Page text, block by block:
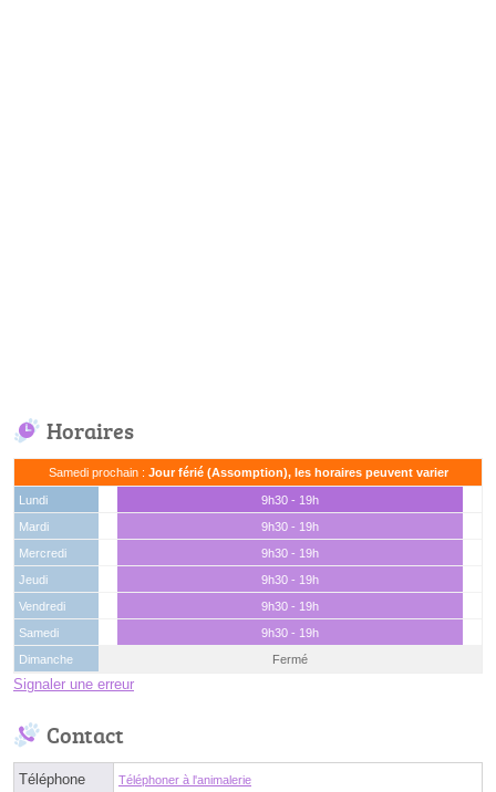
Horaires
Samedi prochain : Jour férié (Assomption), les horaires peuvent varier
Lundi
9h30 - 19h
Mardi
9h30 - 19h
Mercredi
9h30 - 19h
Jeudi
9h30 - 19h
Vendredi
9h30 - 19h
Samedi
9h30 - 19h
Dimanche
Fermé
Signaler une erreur
Contact
Téléphone Téléphoner à l'animalerie